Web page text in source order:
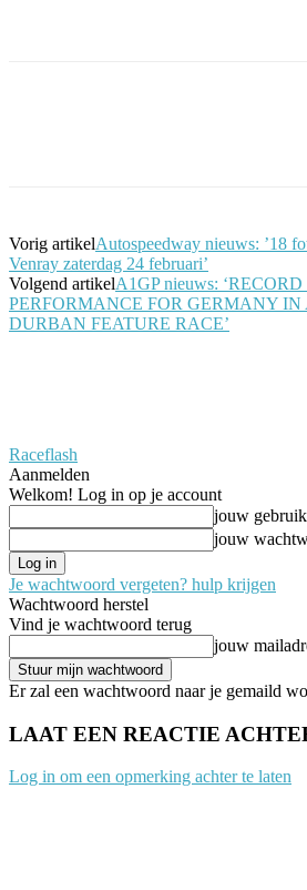
Vorig artikelAutospeedway nieuws: ’18
Venray zaterdag 24 februari’
Volgend artikelA1GP nieuws:
PERFORMANCE FOR GERMANY
DURBAN FEATURE RACE’
Raceflash
Aanmelden
Welkom! Log in op je account
jouw
jouw
Je wachtwoord vergeten? hulp krijgen
Wachtwoord herstel
Vind je wachtwoord terug
jouw
Er zal een wachtwoord naar je gemaild
LAAT EEN REACTIE
Log in om een opmerking achter te laten